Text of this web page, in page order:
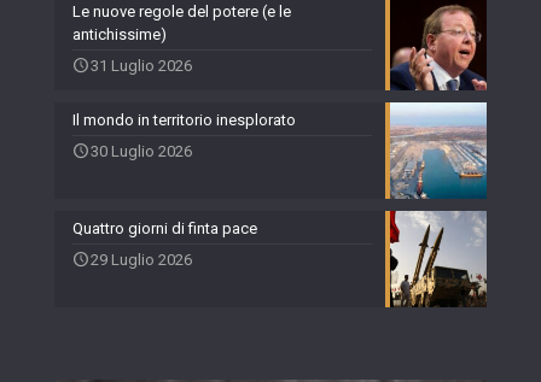
Le nuove regole del potere (e le
antichissime)
31 Luglio 2026
Il mondo in territorio inesplorato
30 Luglio 2026
Quattro giorni di finta pace
29 Luglio 2026